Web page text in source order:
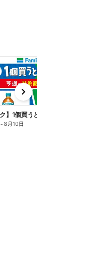
ク】1個買うと1個もらえる/麦茶
～8月10日
e
x
t